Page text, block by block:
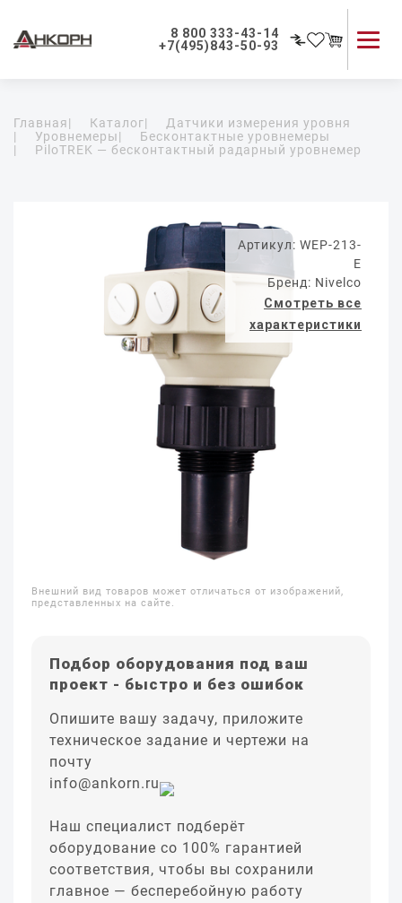
8 800 333-43-14
+7(495)843-50-93
Применение приборов
Как мы работаем
Главная| Каталог|
Датчики измерения уровня
|
Уровнемеры|
Бесконтактные уровнемеры
|
PiloTREK — бесконтактный радарный уровнемер
Артикул: WEP-213-
E
Бренд: Nivelco
Смотреть все
характеристики
Внешний вид товаров может отличаться от изображений,
представленных на сайте.
Подбор оборудования под ваш
проект - быстро и без ошибок
Опишите вашу задачу, приложите
техническое задание и чертежи на
почту
info@ankorn.ru
Наш специалист подберёт
оборудование со 100% гарантией
соответствия, чтобы вы сохранили
главное — бесперебойную работу